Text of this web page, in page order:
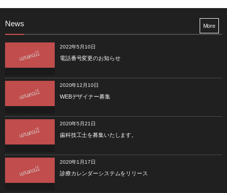
News
2022年5月10日
電話番号変更のお知らせ
2020年12月10日
WEBデザイナー募集
2020年5月21日
歯科技工士を募集いたします。
2020年1月17日
診療カレンダーシステムをリリース
More